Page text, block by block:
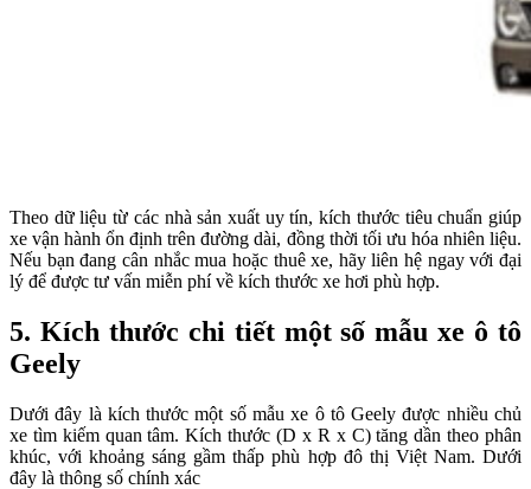
Theo dữ liệu từ các nhà sản xuất uy tín, kích thước tiêu chuẩn giúp
xe vận hành ổn định trên đường dài, đồng thời tối ưu hóa nhiên liệu.
Nếu bạn đang cân nhắc mua hoặc thuê xe, hãy liên hệ ngay với đại
lý để được tư vấn miễn phí về kích thước xe hơi phù hợp.
5. Kích thước chi tiết một số mẫu xe ô tô
Geely
Dưới đây là kích thước một số mẫu xe ô tô Geely được nhiều chủ
xe tìm kiếm quan tâm. Kích thước (D x R x C) tăng dần theo phân
khúc, với khoảng sáng gầm thấp phù hợp đô thị Việt Nam. Dưới
đây là thông số chính xác